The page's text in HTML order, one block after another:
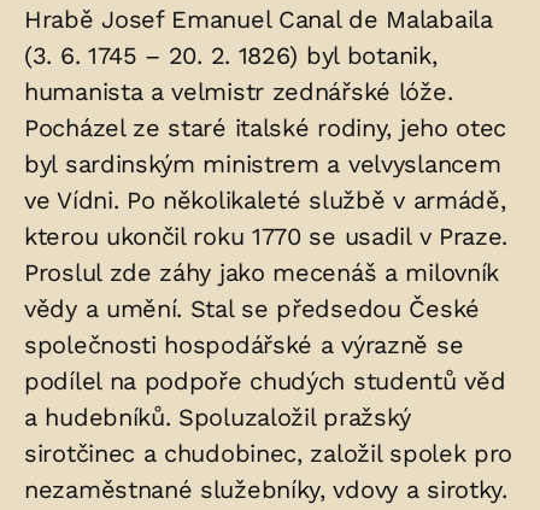
Životopis
osoby/osob
uložených
v
hrobu:
Hrabě Josef Emanuel Canal de Malabaila
(3. 6. 1745 – 20. 2. 1826) byl botanik,
humanista a velmistr zednářské lóže.
Pocházel ze staré italské rodiny, jeho otec
byl sardinským ministrem a velvyslancem
ve Vídni. Po několikaleté službě v armádě,
kterou ukončil roku 1770 se usadil v Praze.
Proslul zde záhy jako mecenáš a milovník
vědy a umění. Stal se předsedou České
společnosti hospodářské a výrazně se
podílel na podpoře chudých studentů věd
a hudebníků. Spoluzaložil pražský
sirotčinec a chudobinec, založil spolek pro
nezaměstnané služebníky, vdovy a sirotky.